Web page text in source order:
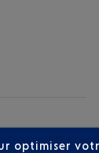
optimiser